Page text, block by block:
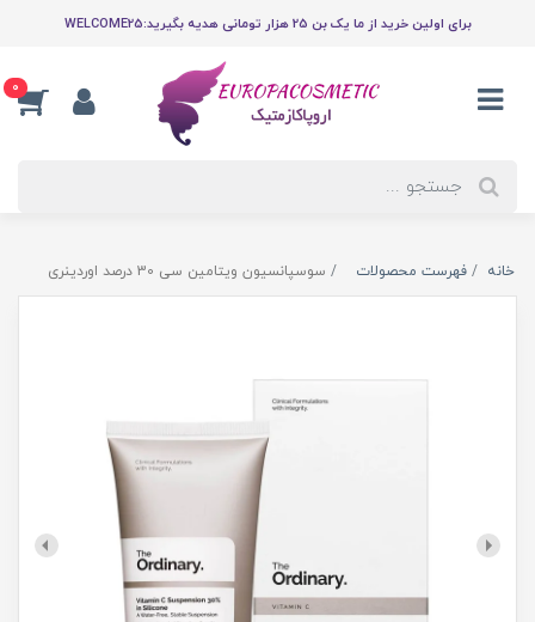
برای اولین خرید از ما یک بن 25 هزار تومانی هدیه بگیرید:WELCOME25
0
خانه فهرست محصولات سوسپانسیون ویتامین سی 30 درصد اوردینری